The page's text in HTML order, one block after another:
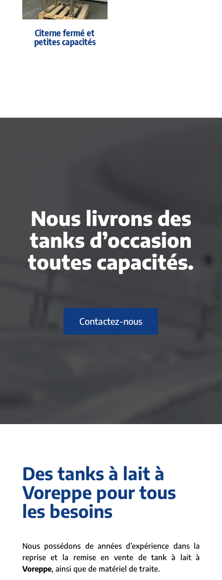
Citerne fermé et
petites capacités
Nous livrons des
tanks d’occasion
toutes capacités.
Contactez-nous
Des tanks à lait à
Voreppe pour tous
les besoins
Nous possédons de années d’expérience dans la
reprise et la remise en vente de tank à lait à
Voreppe, ainsi que de matériel de traite.